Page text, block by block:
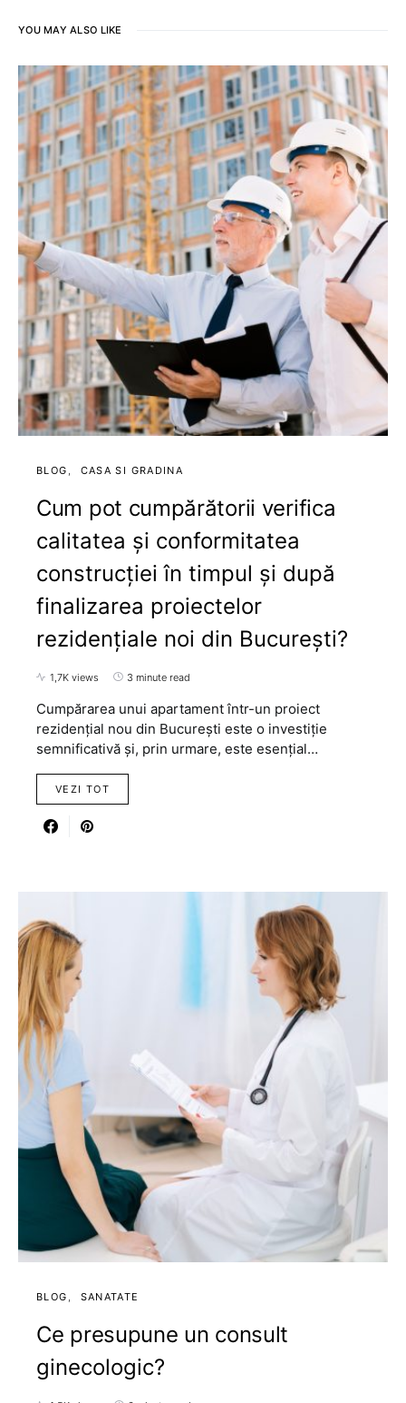
YOU MAY ALSO LIKE
BLOG CASA SI GRADINA
Cum pot cumpărătorii verifica
calitatea și conformitatea
construcției în timpul și după
finalizarea proiectelor
rezidențiale noi din București?
1,7K views 3 minute read
Cumpărarea unui apartament într-un proiect
rezidențial nou din București este o investiție
semnificativă și, prin urmare, este esențial…
VEZI TOT
BLOG SANATATE
Ce presupune un consult
ginecologic?